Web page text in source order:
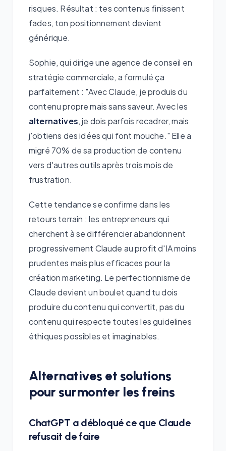
risques. Résultat : tes contenus finissent
fades, ton positionnement devient
générique.
Sophie, qui dirige une agence de conseil en
stratégie commerciale, a formulé ça
parfaitement : "Avec Claude, je produis du
contenu propre mais sans saveur. Avec les
alternatives, je dois parfois recadrer, mais
j'obtiens des idées qui font mouche." Elle a
migré 70% de sa production de contenu
vers d'autres outils après trois mois de
frustration.
Cette tendance se confirme dans les
retours terrain : les entrepreneurs qui
cherchent à se différencier abandonnent
progressivement Claude au profit d'IA moins
prudentes mais plus efficaces pour la
création marketing. Le perfectionnisme de
Claude devient un boulet quand tu dois
produire du contenu qui convertit, pas du
contenu qui respecte toutes les guidelines
éthiques possibles et imaginables.
Alternatives et solutions
pour surmonter les freins
ChatGPT a débloqué ce que Claude
refusait de faire